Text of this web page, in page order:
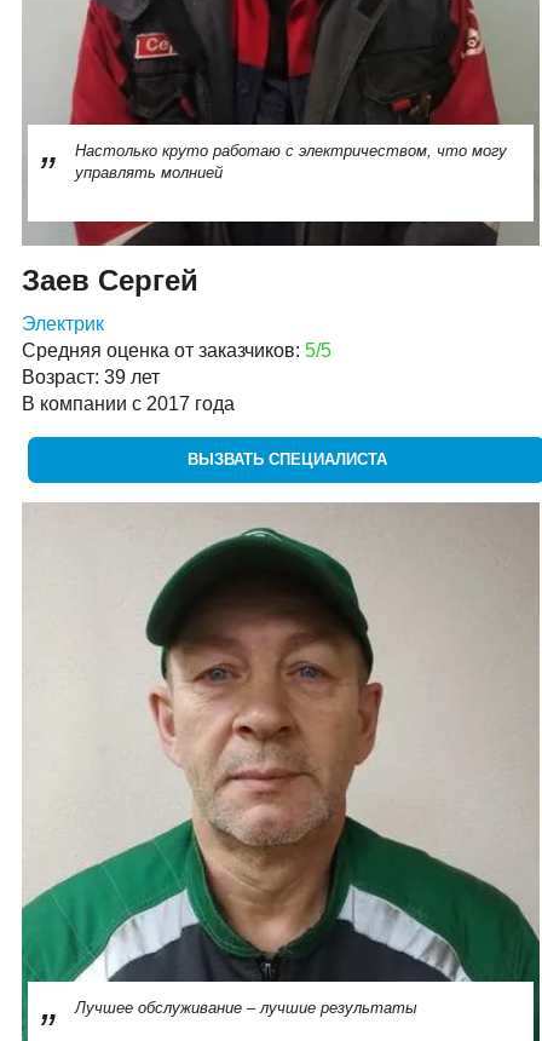
Настолько круто работаю с электричеством, что могу
управлять молнией
Заев Сергей
Электрик
Средняя оценка от заказчиков: 5/5
Возраст: 39 лет
В компании с 2017 года
ВЫЗВАТЬ СПЕЦИАЛИСТА
Лучшее обслуживание – лучшие результаты